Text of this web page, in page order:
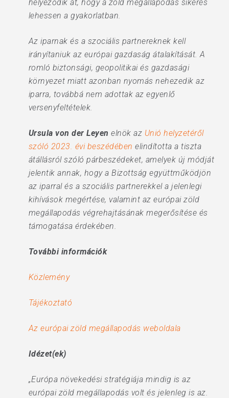
helyeződik át, hogy a zöld megállapodás sikeres
lehessen a gyakorlatban.
Az iparnak és a szociális partnereknek kell
irányítaniuk az európai gazdaság átalakítását. A
romló biztonsági, geopolitikai és gazdasági
környezet miatt azonban nyomás nehezedik az
iparra, továbbá nem adottak az egyenlő
versenyfeltételek.
Ursula von der Leyen elnök az Unió helyzetéről
szóló 2023. évi beszédében elindította a tiszta
átállásról szóló párbeszédeket, amelyek új módját
jelentik annak, hogy a Bizottság együttműködjön
az iparral és a szociális partnerekkel a jelenlegi
kihívások megértése, valamint az európai zöld
megállapodás végrehajtásának megerősítése és
támogatása érdekében.
További információk
Közlemény
Tájékoztató
Az európai zöld megállapodás weboldala
Idézet(ek)
„Európa növekedési stratégiája mindig is az
európai zöld megállapodás volt és jelenleg is az.